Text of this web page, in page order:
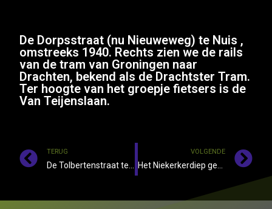
De Dorpsstraat (nu Nieuweweg) te Nuis ,
omstreeks 1940. Rechts zien we de rails
van de tram van Groningen naar
Drachten, bekend als de Drachtster Tram.
Ter hoogte van het groepje fietsers is de
Van Teijenslaan.
TERUG VOLGENDE